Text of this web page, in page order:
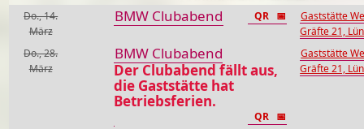
Do., 14.
März
BMW Clubabend 📅
QR
Gaststätte
Gräfte 21,
Do., 28.
März
BMW Clubabend
Der Clubabend fällt aus,
die Gaststätte hat
Betriebsferien.
📅
QR
Gaststätte
Gräfte 21,